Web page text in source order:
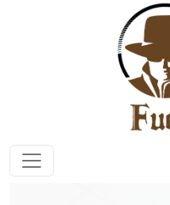
Zum Inhalt springen
Hauptnavigation